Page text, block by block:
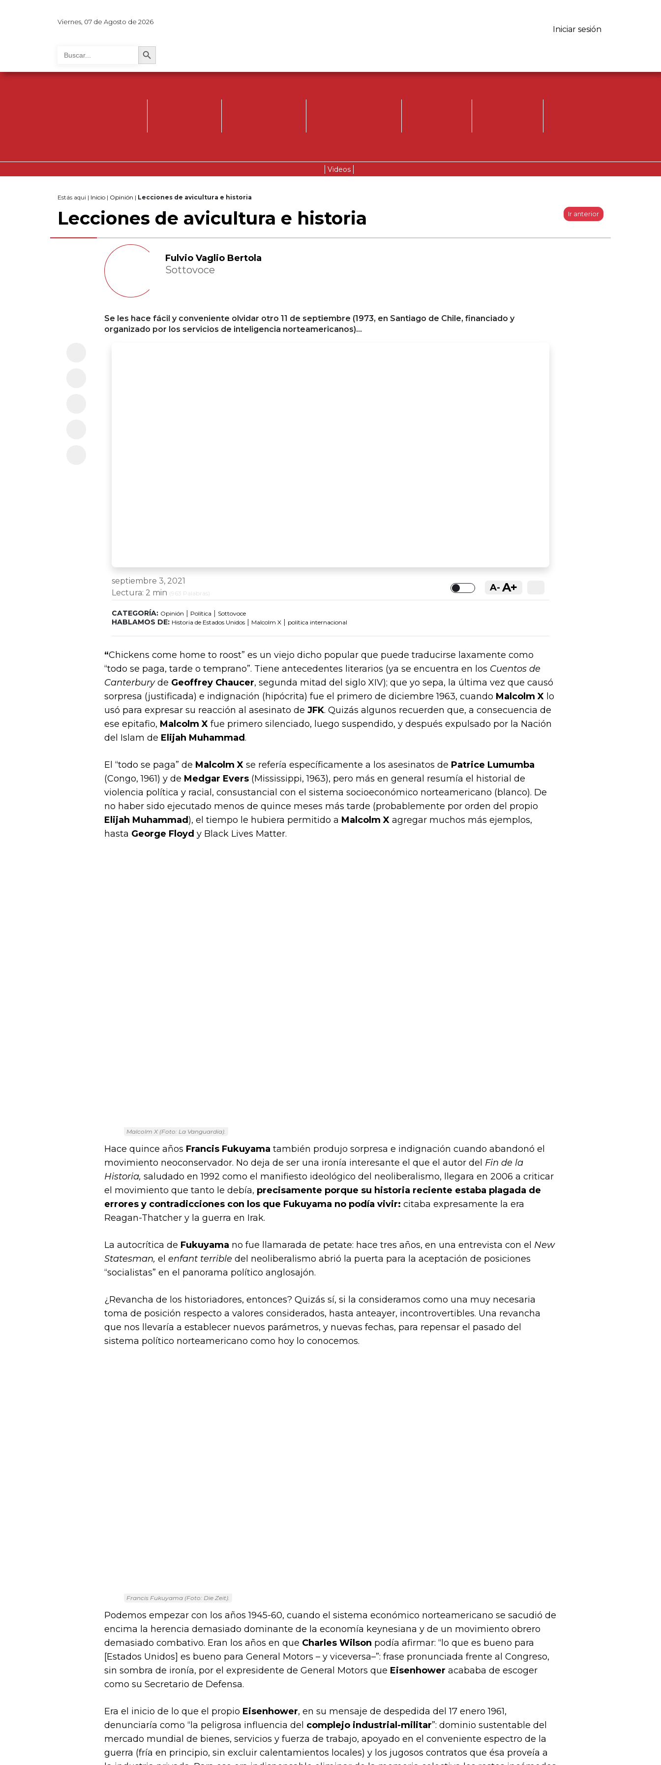
Viernes, 07 de Agosto de 2026
for:
Search Button
Iniciar sesión
Registrese, para
opinar.
Videos
Estás aqui | Inicio | Opinión | Lecciones de avicultura e historia
Lecciones de avicultura e historia Ir anterior
Fulvio Vaglio Bertola
Sottovoce
Se les hace fácil y conveniente olvidar otro 11 de septiembre (1973, en Santiago de Chile, financiado y
organizado por los servicios de inteligencia norteamericanos)…
septiembre 3, 2021
Lectura: 2 min (963 Palabras) Toggle
A- A+
CATEGORÍA: Opinión | Política | Sottovoce
HABLAMOS DE: Historia de Estados Unidos | Malcolm X | política internacional
“Chickens come home to roost” es un viejo dicho popular que puede traducirse laxamente como
“todo se paga, tarde o temprano”. Tiene antecedentes literarios (ya se encuentra en los Cuentos de
Canterburyde Geoffrey Chaucer, segunda mitad del siglo XIV); que yo sepa, la última vez que causó
sorpresa (justificada) e indignación (hipócrita) fue el primero de diciembre 1963, cuando Malcolm X lo
usó para expresar su reacción al asesinato de JFK. Quizás algunos recuerden que, a consecuencia de
ese epitafio, Malcolm X fue primero silenciado, luego suspendido, y después expulsado por la Nación
del Islam de Elijah Muhammad.
El “todo se paga” de Malcolm X se refería específicamente a los asesinatos de Patrice Lumumba
(Congo, 1961) y de Medgar Evers (Mississippi, 1963), pero más en general resumía el historial de
violencia política y racial, consustancial con el sistema socioeconómico norteamericano (blanco). De
no haber sido ejecutado menos de quince meses más tarde (probablemente por orden del propio
Elijah Muhammad), el tiempo le hubiera permitido a Malcolm X agregar muchos más ejemplos,
hasta George Floyd y Black Lives Matter.
Malcolm X (Foto: La Vanguardia).
Hace quince años Francis Fukuyama también produjo sorpresa e indignación cuando abandonó el
movimiento neoconservador. No deja de ser una ironía interesante el que el autor del Fin de la
Historia, saludado en 1992 como el manifiesto ideológico del neoliberalismo, llegara en 2006 a criticar
el movimiento que tanto le debía, precisamente porque su historia reciente estaba plagada de
errores y contradicciones con los que Fukuyama no podía vivir: citaba expresamente la era
Reagan-Thatcher y la guerra en Irak.
La autocrítica de Fukuyama no fue llamarada de petate: hace tres años, en una entrevista con el New
Statesman, el enfant terrible del neoliberalismo abrió la puerta para la aceptación de posiciones
“socialistas” en el panorama político anglosajón.
¿Revancha de los historiadores, entonces? Quizás sí, si la consideramos como una muy necesaria
toma de posición respecto a valores considerados, hasta anteayer, incontrovertibles. Una revancha
que nos llevaría a establecer nuevos parámetros, y nuevas fechas, para repensar el pasado del
sistema político norteamericano como hoy lo conocemos.
Francis Fukuyama (Foto: Die Zeit).
Podemos empezar con los años 1945-60, cuando el sistema económico norteamericano se sacudió de
encima la herencia demasiado dominante de la economía keynesiana y de un movimiento obrero
demasiado combativo. Eran los años en que Charles Wilson podía afirmar: “lo que es bueno para
[Estados Unidos] es bueno para General Motors – y viceversa–”: frase pronunciada frente al Congreso,
sin sombra de ironía, por el expresidente de General Motors que Eisenhower acababa de escoger
como su Secretario de Defensa.
Era el inicio de lo que el propio Eisenhower, en su mensaje de despedida del 17 enero 1961,
denunciaría como “la peligrosa influencia del complejo industrial-militar”: dominio sustentable del
mercado mundial de bienes, servicios y fuerza de trabajo, apoyado en el conveniente espectro de la
guerra (fría en principio, sin excluir calentamientos locales) y los jugosos contratos que ésa proveía a